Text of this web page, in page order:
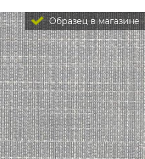
Образец в магазине